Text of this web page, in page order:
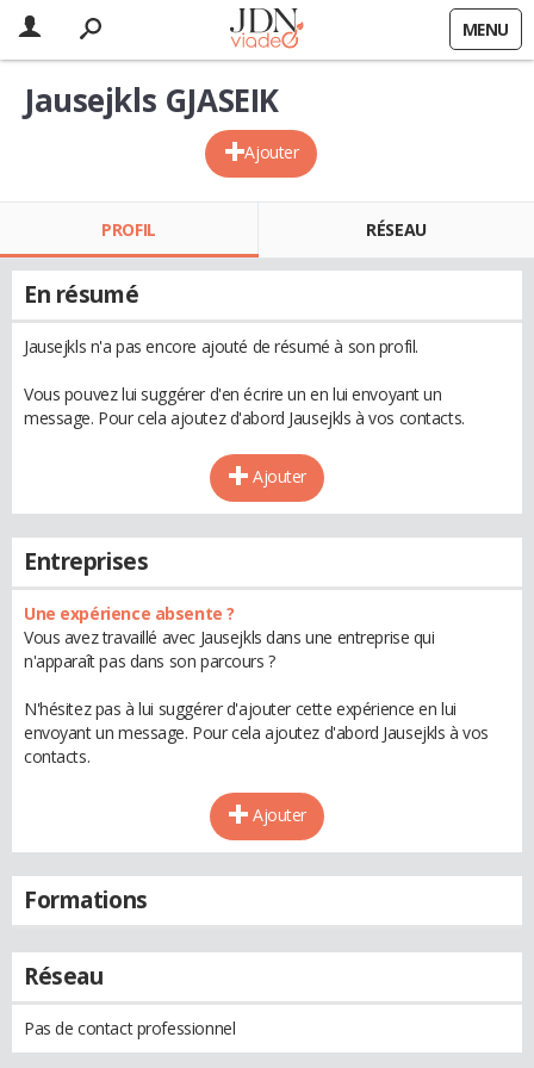
MENU
Ajouter
Jausejkls GJASEIK
PROFIL RÉSEAU
En résumé
Jausejkls n'a pas encore ajouté de résumé à son profil.
Vous pouvez lui suggérer d'en écrire un en lui envoyant un
message. Pour cela ajoutez d'abord Jausejkls à vos contacts.
Ajouter
Entreprises
Une expérience absente ?
Vous avez travaillé avec Jausejkls dans une entreprise qui
n'apparaît pas dans son parcours ?
N'hésitez pas à lui suggérer d'ajouter cette expérience en lui
envoyant un message. Pour cela ajoutez d'abord Jausejkls à vos
contacts.
Ajouter
Formations
Réseau
Pas de contact professionnel